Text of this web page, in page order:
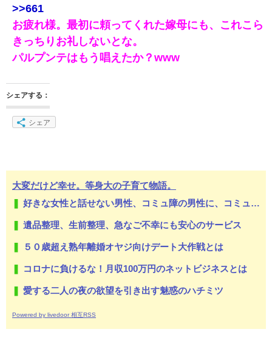
>>661
お疲れ様。最初に頼ってくれた嫁母にも、これこら
きっちりお礼しないとな。
パルプンテはもう唱えたか？www
シェアする：
シェア
大変だけど幸せ。等身大の子育て物語。
好きな女性と話せない男性、コミュ障の男性に、コミュ力向上セラピー講座
遺品整理、生前整理、急なご不幸にも安心のサービス
５０歳超え熟年離婚オヤジ向けデート大作戦とは
コロナに負けるな！月収100万円のネットビジネスとは
愛する二人の夜の欲望を引き出す魅惑のハチミツ
Powered by livedoor 相互RSS